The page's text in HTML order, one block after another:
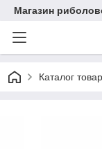
Магазин
Каталог